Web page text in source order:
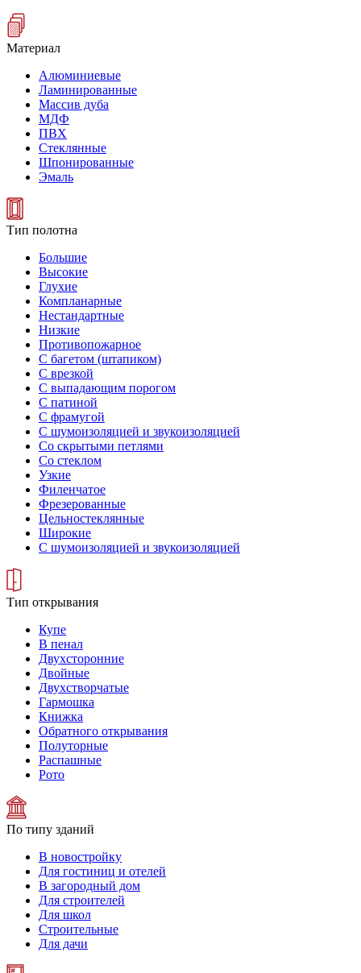
Материал
Алюминиевые
Ламинированные
Массив дуба
МДФ
ПВХ
Стеклянные
Шпонированные
Эмаль
Тип полотна
Большие
Высокие
Глухие
Компланарные
Нестандартные
Низкие
Противопожарное
С багетом (штапиком)
С врезкой
С выпадающим порогом
С патиной
С фрамугой
С шумоизоляцией и звукоизоляцией
Со скрытыми петлями
Со стеклом
Узкие
Филенчатое
Фрезерованные
Цельностеклянные
Широкие
С шумоизоляцией и звукоизоляцией
Тип открывания
Купе
В пенал
Двухсторонние
Двойные
Двухстворчатые
Гармошка
Книжка
Обратного открывания
Полуторные
Распашные
Рото
По типу зданий
В новостройку
Для гостиниц и отелей
В загородный дом
Для строителей
Для школ
Строительные
Для дачи